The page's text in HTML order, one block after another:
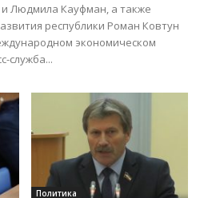
Людмила Кауфман, а также
республики Роман Ковтун
экономическом
служба...
Политика